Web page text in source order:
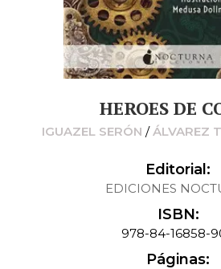
HEROES DE
IGUAZEL SERÓN /ÁLVAREZ
Editorial:
EDICIONES
ISBN:
978-84-16858-
Páginas: